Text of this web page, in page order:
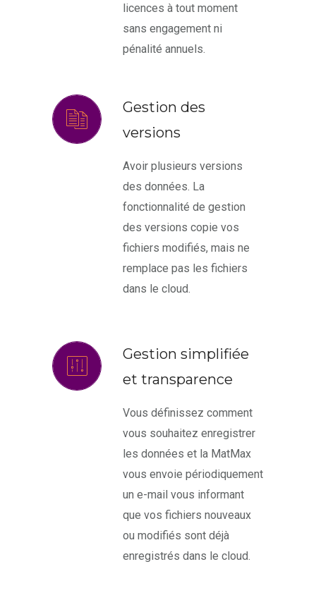
licences à tout moment
sans engagement ni
pénalité annuels.
Gestion des
versions
Avoir plusieurs versions
des données. La
fonctionnalité de gestion
des versions copie vos
fichiers modifiés, mais ne
remplace pas les fichiers
dans le cloud.
Gestion simplifiée
et transparence
Vous définissez comment
vous souhaitez enregistrer
les données et la MatMax
vous envoie périodiquement
un e-mail vous informant
que vos fichiers nouveaux
ou modifiés sont déjà
enregistrés dans le cloud.